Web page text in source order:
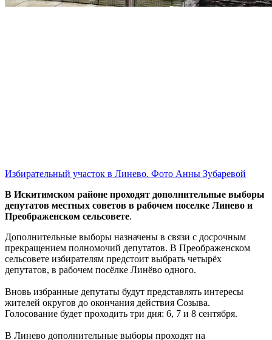
Избирательный участок в Линево. Фото Анны Зубаревой
В Искитимском районе проходят дополнительные выборы
депутатов местных советов в рабочем поселке Линево и
Преображенском сельсовете.
Дополнительные выборы назначены в связи с досрочным
прекращением полномочий депутатов. В Преображенском
сельсовете избирателям предстоит выбрать четырёх
депутатов, в рабочем посёлке Линёво одного.
Вновь избранные депутаты будут представлять интересы
жителей округов до окончания действия Созыва.
Голосование будет проходить три дня: 6, 7 и 8 сентября.
В Линево дополнительные выборы проходят на